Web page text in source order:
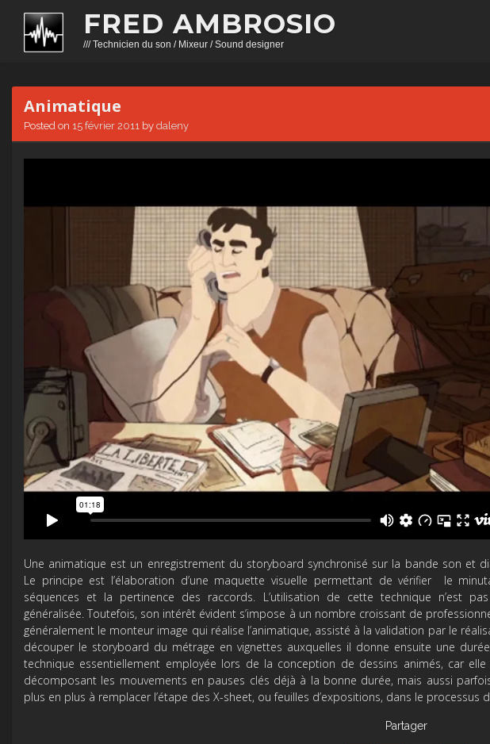
FRED AMBROSIO
/// Technicien du son / Mixeur / Sound designer
Animatique
Posted on 15 février 2011 by daleny
Une animatique est un enregistrement du storyboard synchronisé sur la bande son et
Le principe est l’élaboration d’une maquette visuelle permettant de vérifier le
séquences et la pertinence des raccords. L’utilisation de cette technique n’est
généralisée. Toutefois, son intérêt évident s’impose à un nombre croissant de
généralement le monteur image qui réalise l’animatique, assisté à la validation par le
découper le storyboard du métrage en vignettes auxquelles il donne ensuite une
technique essentiellement employée lors de la conception de dessins animés, car
décomposant les mouvements en pauses clés déjà à la bonne durée, mais aussi
plus en plus à remplacer l’étape des X-sheet, ou feuilles d’expositions, dans le processus
Partager